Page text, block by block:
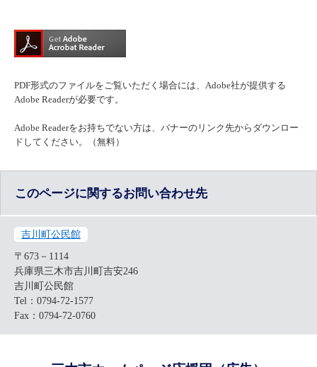
PDF形式のファイルをご覧いただく場合には、Adobe社が提供する
Adobe Readerが必要です。
Adobe Readerをお持ちでない方は、バナーのリンク先からダウンロー
ドしてください。（無料）
このページに関するお問い合わせ先
吉川町公民館
〒673－1114
兵庫県三木市吉川町吉安246
吉川町公民館
Tel：0794-72-1577
Fax：0794-72-0760